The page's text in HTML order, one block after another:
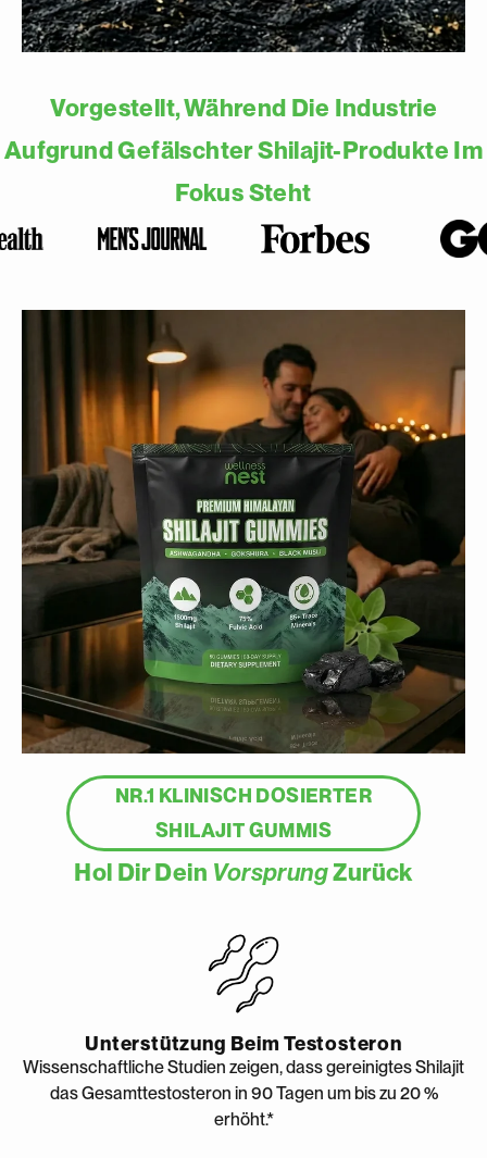
Vorgestellt, Während Die Industrie
Aufgrund Gefälschter Shilajit-Produkte Im
Fokus Steht
NR.1 KLINISCH DOSIERTER
SHILAJIT GUMMIS
Hol Dir Dein VorsprungZurück
Unterstützung Beim Testosteron
Wissenschaftliche Studien zeigen, dass gereinigtes Shilajit
das Gesamttestosteron in 90 Tagen um bis zu 20 %
erhöht.*